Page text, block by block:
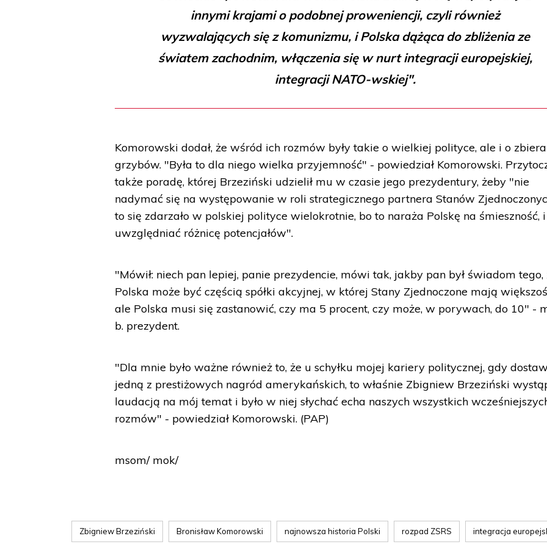
innymi krajami o podobnej proweniencji, czyli również
wyzwalających się z komunizmu, i Polska dążąca do zbliżenia ze
światem zachodnim, włączenia się w nurt integracji europejskiej,
integracji NATO-wskiej".
Komorowski dodał, że wśród ich rozmów były takie o wielkiej polityce, ale i o
grzybów. "Była to dla niego wielka przyjemność" - powiedział Komorowski.
także poradę, której Brzeziński udzielił mu w czasie jego prezydentury, żeby "nie
nadymać się na występowanie w roli strategicznego partnera Stanów
to się zdarzało w polskiej polityce wielokrotnie, bo to naraża Polskę na śmieszność, i
uwzględniać różnicę potencjałów".
"Mówił: niech pan lepiej, panie prezydencie, mówi tak, jakby pan był świadom tego,
Polska może być częścią spółki akcyjnej, w której Stany Zjednoczone mają
ale Polska musi się zastanowić, czy ma 5 procent, czy może, w porywach, do 10" -
b. prezydent.
"Dla mnie było ważne również to, że u schyłku mojej kariery politycznej, gdy
jedną z prestiżowych nagród amerykańskich, to właśnie Zbigniew Brzeziński
laudacją na mój temat i było w niej słychać echa naszych wszystkich
rozmów" - powiedział Komorowski. (PAP)
msom/ mok/
Zbigniew Brzeziński Bronisław Komorowski najnowsza historia Polski rozpad ZSRS integracja